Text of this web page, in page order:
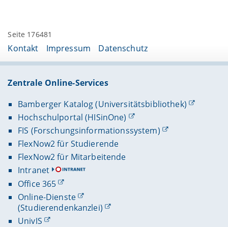
Seite 176481
Kontakt Impressum Datenschutz
Zentrale Online-Services
Bamberger Katalog (Universitätsbibliothek)
Hochschulportal (HISinOne)
FIS (Forschungsinformationssystem)
FlexNow2 für Studierende
FlexNow2 für Mitarbeitende
Intranet
Office 365
Online-Dienste
(Studierendenkanzlei)
UnivIS